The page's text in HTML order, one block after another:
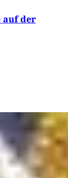
auf der